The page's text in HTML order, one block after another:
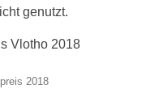
genutzt.
2018